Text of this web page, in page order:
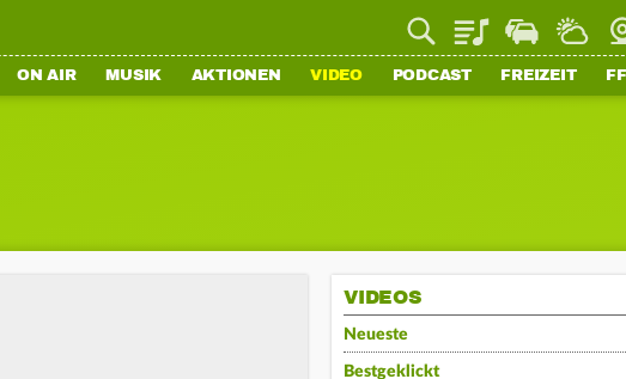
PlaylistStaupilotWetter
ON AIR MUSIK AKTIONEN VIDEO PODCAST FREIZEIT
VIDEOS
Neueste
Bestgeklickt